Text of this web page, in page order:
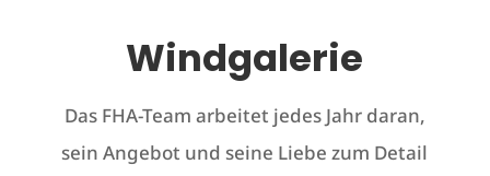
Windgalerie
Das FHA-Team arbeitet jedes Jahr daran,
sein Angebot und seine Liebe zum Detail